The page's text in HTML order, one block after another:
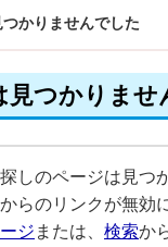
かりませんでした
見つかりませ
しのページは見つ
らのリンクが無
ジ または、 検索か